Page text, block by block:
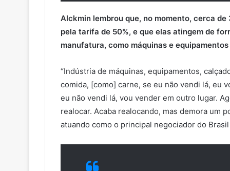
Alckmin lembrou que, no momento, cerca
pela tarifa de 50%, e que elas atingem de
manufatura, como máquinas e
“Indústria de máquinas, equipamentos,
comida, [como] carne, se eu não vendi lá, eu
eu não vendi lá, vou vender em outro lugar.
realocar. Acaba realocando, mas demora um
atuando como o principal negociador do